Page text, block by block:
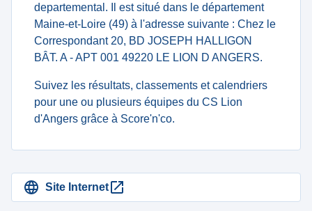
departemental. Il est situé dans le département
Maine-et-Loire (49) à l'adresse suivante : Chez le
Correspondant 20, BD JOSEPH HALLIGON
BÂT. A - APT 001 49220 LE LION D ANGERS.
Suivez les résultats, classements et calendriers
pour une ou plusieurs équipes du CS Lion
d'Angers grâce à Score'n'co.
Site Internet